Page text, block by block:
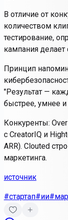
В отличие от
количеством
тестирование,
кампания
Принцип
"Результат —
быстрее, умнее
Конкуренты:
с CreatorIQ и
ARR). Clouted
маркетинга.
источник
#стартап#ии